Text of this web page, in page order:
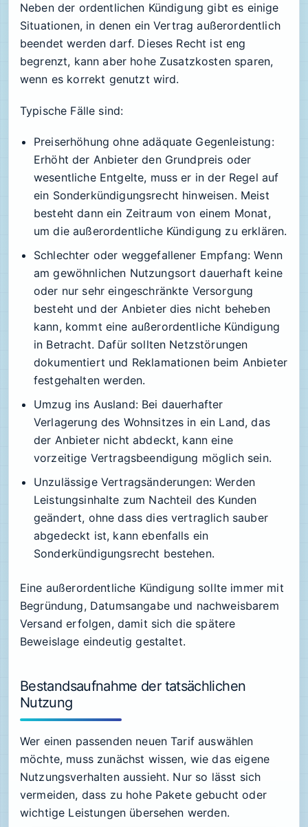
Neben der ordentlichen Kündigung gibt es einige
Situationen, in denen ein Vertrag außerordentlich
beendet werden darf. Dieses Recht ist eng
begrenzt, kann aber hohe Zusatzkosten sparen,
wenn es korrekt genutzt wird.
Typische Fälle sind:
Preiserhöhung ohne adäquate Gegenleistung:
Erhöht der Anbieter den Grundpreis oder
wesentliche Entgelte, muss er in der Regel auf
ein Sonderkündigungsrecht hinweisen. Meist
besteht dann ein Zeitraum von einem Monat,
um die außerordentliche Kündigung zu erklären.
Schlechter oder weggefallener Empfang: Wenn
am gewöhnlichen Nutzungsort dauerhaft keine
oder nur sehr eingeschränkte Versorgung
besteht und der Anbieter dies nicht beheben
kann, kommt eine außerordentliche Kündigung
in Betracht. Dafür sollten Netzstörungen
dokumentiert und Reklamationen beim Anbieter
festgehalten werden.
Umzug ins Ausland:Bei dauerhafter
Verlagerung des Wohnsitzes in ein Land, das
der Anbieter nicht abdeckt, kann eine
vorzeitige Vertragsbeendigung möglich sein.
Unzulässige Vertragsänderungen:Werden
Leistungsinhalte zum Nachteil des Kunden
geändert, ohne dass dies vertraglich sauber
abgedeckt ist, kann ebenfalls ein
Sonderkündigungsrecht bestehen.
Eine außerordentliche Kündigung sollte immer mit
Begründung, Datumsangabe und nachweisbarem
Versand erfolgen, damit sich die spätere
Beweislage eindeutig gestaltet.
Bestandsaufnahme der tatsächlichen
Nutzung
Wer einen passenden neuen Tarif auswählen
möchte, muss zunächst wissen, wie das eigene
Nutzungsverhalten aussieht. Nur so lässt sich
vermeiden, dass zu hohe Pakete gebucht oder
wichtige Leistungen übersehen werden.